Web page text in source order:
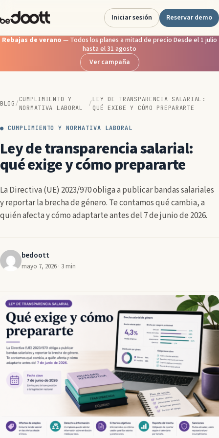
al
contenido
Iniciar sesión Reservar demo
Rebajas de verano — Todos los planes a mitad de precio Desde el 1 julio
hasta el 31 agosto
Ver campaña
BLOG/
CUMPLIMIENTO Y
NORMATIVA LABORAL
/
LEY DE TRANSPARENCIA SALARIAL:
QUÉ EXIGE Y CÓMO PREPARARTE
● CUMPLIMIENTO Y NORMATIVA LABORAL
Ley de transparencia salarial:
qué exige y cómo prepararte
La Directiva (UE) 2023/970 obliga a publicar bandas salariales
y reportar la brecha de género. Te contamos qué cambia, a
quién afecta y cómo adaptarte antes del 7 de junio de 2026.
bedoott
mayo 7, 2026 · 3 min